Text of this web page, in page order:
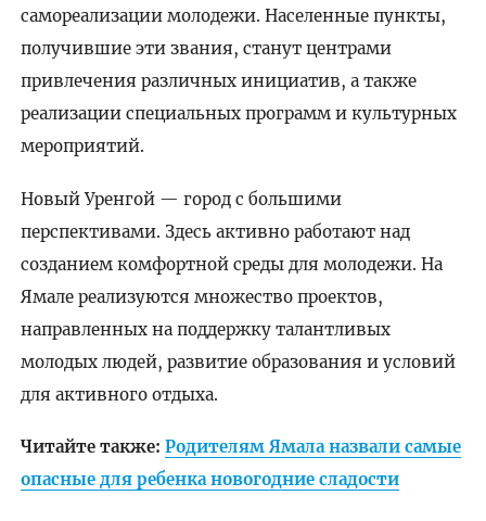
самореализации молодежи. Населенные пункты,
получившие эти звания, станут центрами
привлечения различных инициатив, а также
реализации специальных программ и культурных
мероприятий.
Новый Уренгой — город с большими
перспективами. Здесь активно работают над
созданием комфортной среды для молодежи. На
Ямале реализуются множество проектов,
направленных на поддержку талантливых
молодых людей, развитие образования и условий
для активного отдыха.
Читайте также: Родителям Ямала назвали самые
опасные для ребенка новогодние сладости